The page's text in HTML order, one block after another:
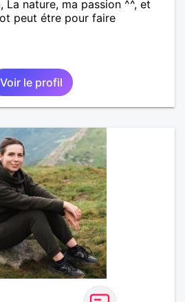
La nature, ma passion ^^, et
peut étre pour faire
Voir le profil